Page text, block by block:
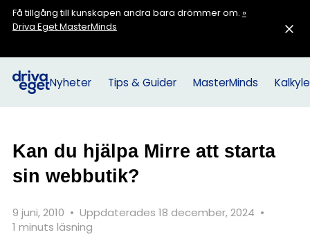
Få tillgång till kunskapen andra bara drömmer om. »
Driva Eget MasterMinds
Nyheter Tips & Guider MasterMinds
Kan du hjälpa Mirre att starta
sin webbutik?
9 juni, 2010 • Uppdaterades 18 december, 2024 •
1 minuts läsning